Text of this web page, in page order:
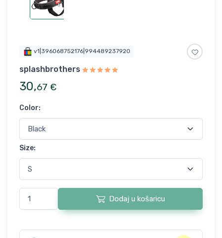
v1|396068752176|994489237920
splashbrothers
30,67 €
Color:
Size:
Dodaj u košaricu